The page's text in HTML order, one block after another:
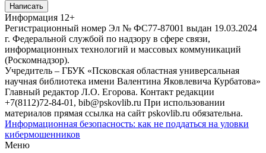
Написать
Информация 12+
Регистрационный номер Эл № ФС77-87001 выдан 19.03.2024
г. Федеральной службой по надзору в сфере связи,
информационных технологий и массовых коммуникаций
(Роскомнадзор).
Учредитель – ГБУК «Псковская областная универсальная
научная библиотека имени Валентина Яковлевича Курбатова»
Главный редактор Л.О. Егорова. Контакт редакции
+7(8112)72-84-01, bib@pskovlib.ru При использовании
материалов прямая ссылка на сайт pskovlib.ru обязательна.
Информационная безопасность: как не поддаться на уловки
кибермошенников
Меню